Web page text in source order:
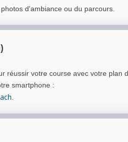
d'ambiance ou du parcours.
réussir votre course avec votre plan
smartphone :
.